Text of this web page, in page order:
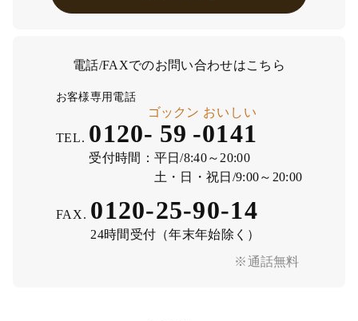
電話/FAXでのお問い合わせはこちら
※通話無料
お客様専用電話
TEL. 0120- 59
ゴックン
-0141
おいしい
受付時間： 平日/8:40～20:00
土・日・祝日/9:00～20:00
FAX. 0120-25-90-14
24時間受付（年末年始除く）